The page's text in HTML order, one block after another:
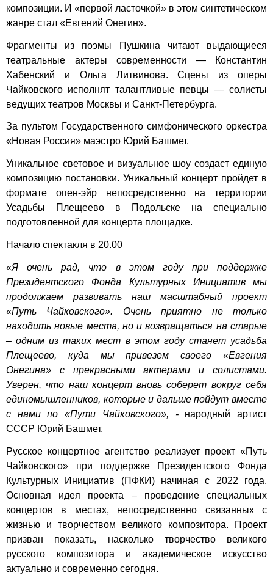
композиции. И «первой ласточкой» в этом синтетическом
жанре стал «Евгений Онегин».
Фрагменты из поэмы Пушкина читают выдающиеся
театральные актеры современности — Константин
Хабенский и Ольга Литвинова. Сцены из оперы
Чайковского исполнят талантливые певцы — солисты
ведущих театров Москвы и Санкт-Петербурга.
За пультом Государственного симфонического оркестра
«Новая Россия» маэстро Юрий Башмет.
Уникальное световое и визуальное шоу создаст единую
композицию постановки. Уникальный концерт пройдет в
формате опен-эйр непосредственно на территории
Усадьбы Плещеево в Подольске на специально
подготовленной для концерта площадке.
Начало спектакля в 20.00
«Я очень рад, что в этом году при поддержке
Президентского Фонда Культурных Инициатив мы
продолжаем развивать наш масштабный проект
«Путь Чайковского». Очень приятно не только
находить новые места, но и возвращаться на старые
– одним из таких мест в этом году станет усадьба
Плещеево, куда мы привезем своего «Евгения
Онегина» с прекрасными актерами и солистами.
Уверен, что наш концерт вновь соберет вокруг себя
единомышленников, которые и дальше пойдут вместе
с нами по «Пути Чайковского», - народный артист
СССР Юрий Башмет.
Русское концертное агентство реализует проект «Путь
Чайковского» при поддержке Президентского Фонда
Культурных Инициатив (ПФКИ) начиная с 2022 года.
Основная идея проекта – проведение специальных
концертов в местах, непосредственно связанных с
жизнью и творчеством великого композитора. Проект
призван показать, насколько творчество великого
русского композитора и академическое искусство
актуально и современно сегодня.